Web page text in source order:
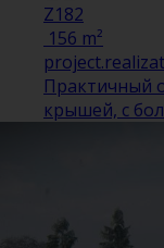
Z182
156 m²
Практичный
крышей, с